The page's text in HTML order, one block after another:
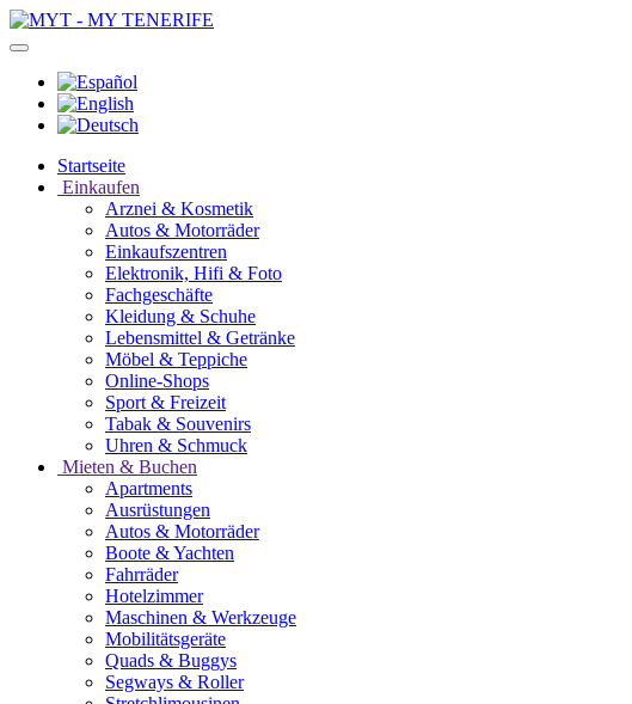
Startseite
Einkaufen
Arznei & Kosmetik
Autos & Motorräder
Einkaufszentren
Elektronik, Hifi & Foto
Fachgeschäfte
Kleidung & Schuhe
Lebensmittel & Getränke
Möbel & Teppiche
Online-Shops
Sport & Freizeit
Tabak & Souvenirs
Uhren & Schmuck
Mieten & Buchen
Apartments
Ausrüstungen
Autos & Motorräder
Boote & Yachten
Fahrräder
Hotelzimmer
Maschinen & Werkzeuge
Mobilitätsgeräte
Quads & Buggys
Segways & Roller